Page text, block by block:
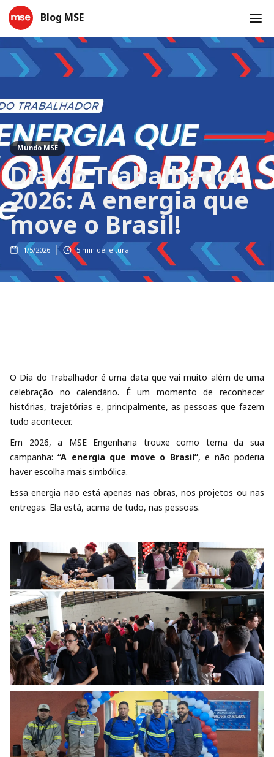
Blog MSE
Mundo MSE
Dia do Trabalhador
2026: A energia que
move o Brasil!
1/5/2026 5 min de leitura
O Dia do Trabalhador é uma data que vai muito além de uma
celebração no calendário. É um momento de reconhecer
histórias, trajetórias e, principalmente, as pessoas que fazem
tudo acontecer.
Em 2026, a MSE Engenharia trouxe como tema da sua
campanha:“A energia que move o Brasil”, e não poderia
haver escolha mais simbólica.
Essa energia não está apenas nas obras, nos projetos ou nas
entregas. Ela está, acima de tudo, nas pessoas.